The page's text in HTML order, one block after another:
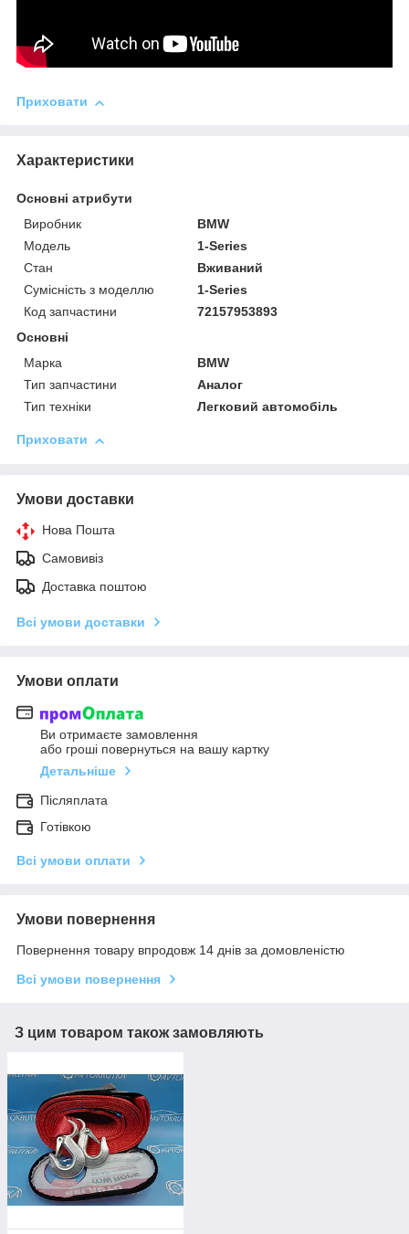
Приховати
Характеристики
Основні атрибути
Виробник
BMW
Модель
1-Series
Стан
Вживаний
Сумісність з моделлю
1-Series
Код запчастини
72157953893
Основні
Марка
BMW
Тип запчастини
Аналог
Тип техніки
Легковий автомобіль
Приховати
Умови доставки
Нова Пошта
Самовивіз
Доставка поштою
Всі умови доставки
Умови оплати
Ви отримаєте замовлення
або гроші повернуться на вашу картку
Детальніше
Післяплата
Готівкою
Всі умови оплати
Умови повернення
Повернення товару впродовж 14 днів за домовленістю
Всі умови повернення
З цим товаром також замовляють